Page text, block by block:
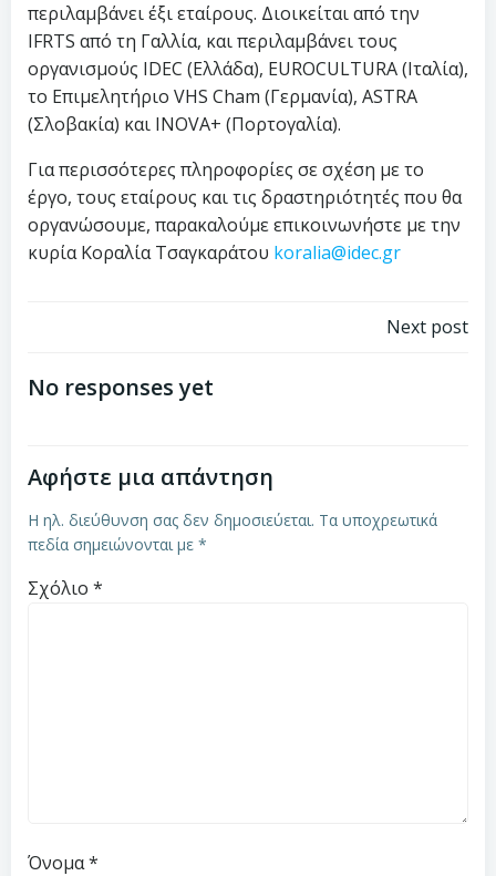
περιλαμβάνει έξι εταίρους. Διοικείται από την
IFRTS από τη Γαλλία, και περιλαμβάνει τους
οργανισμούς IDEC (Ελλάδα), EUROCULTURA (Ιταλία),
το Επιμελητήριο VHS Cham (Γερμανία), ASTRA
(Σλοβακία) και INOVA+ (Πορτογαλία).
Για περισσότερες πληροφορίες σε σχέση με το
έργο, τους εταίρους και τις δραστηριότητές που θα
οργανώσουμε, παρακαλούμε επικοινωνήστε με την
κυρία Κοραλία Τσαγκαράτου koralia@idec.gr
Πλοήγηση
Next post
No responses yet
Αφήστε μια απάντηση
Η ηλ. διεύθυνση σας δεν δημοσιεύεται. Τα υποχρεωτικά
πεδία σημειώνονται με *
Σχόλιο *
Όνομα*